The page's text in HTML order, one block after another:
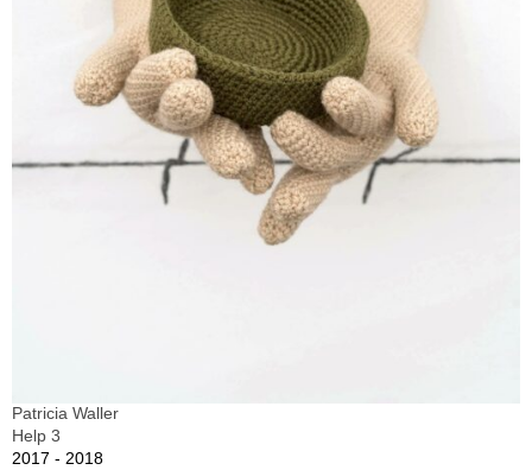
Patricia Waller
Help 3
2017 - 2018